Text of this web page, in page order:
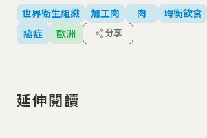
世界衛生組織 加工肉 肉 均衡飲食
癌症
歐洲 分享
延伸閱讀